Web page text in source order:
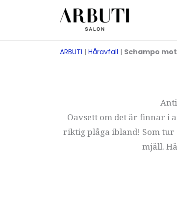
ARBUTI | Håravfall | Schampo
Oavsett om det är finnar i
riktig plåga ibland! Som
mjäll.